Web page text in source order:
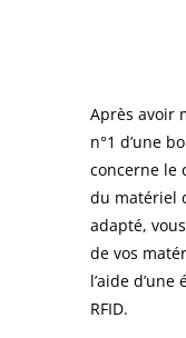
Après avoir
n°1 d’une
concerne le
du matériel
adapté,
de vos
l’aide
RFID.